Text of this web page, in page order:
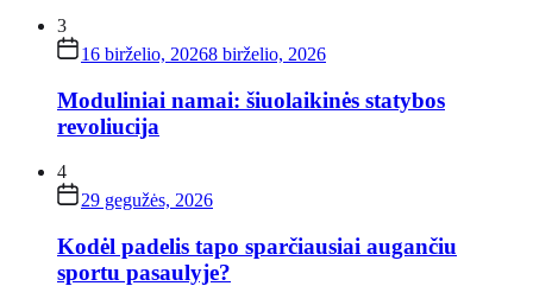
3
16 birželio, 20268 birželio, 2026
Moduliniai namai: šiuolaikinės statybos
revoliucija
4
29 gegužės, 2026
Kodėl padelis tapo sparčiausiai augančiu
sportu pasaulyje?